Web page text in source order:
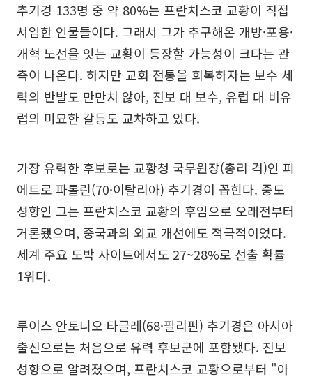
추기경 133명 중 약 80%는 프란치스코 교황이 직접
서임한 인물들이다. 그래서 그가 추구해온 개방·포용·
개혁 노선을 잇는 교황이 등장할 가능성이 크다는 관
측이 나온다. 하지만 교회 전통을 회복하자는 보수 세
력의 반발도 만만치 않아, 진보 대 보수, 유럽 대 비유
럽의 미묘한 갈등도 교차하고 있다.
가장 유력한 후보로는 교황청 국무원장(총리 격)인 피
에트로 파롤린(70·이탈리아) 추기경이 꼽힌다. 중도
성향인 그는 프란치스코 교황의 후임으로 오래전부터
거론됐으며, 중국과의 외교 개선에도 적극적이었다.
세계 주요 도박 사이트에서도 27~28%로 선출 확률
1위다.
루이스 안토니오 타글레(68·필리핀) 추기경은 아시아
출신으로는 처음으로 유력 후보군에 포함됐다. 진보
성향으로 알려졌으며, 프란치스코 교황으로부터 "아